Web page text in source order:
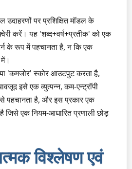
उदाहरणों पर प्रशिक्षित मॉडल के
करें। यह 'शब्द+वर्ष+प्रतीक' को एक
के रूप में पहचानता है, न कि एक
'कमजोर' स्कोर आउटपुट करता है,
इसे एक व्युत्पन्न, कम-एन्ट्रॉपी
पहचानता है, और इस प्रकार एक
है जिसे एक नियम-आधारित प्रणाली छोड़
विश्लेषण एवं